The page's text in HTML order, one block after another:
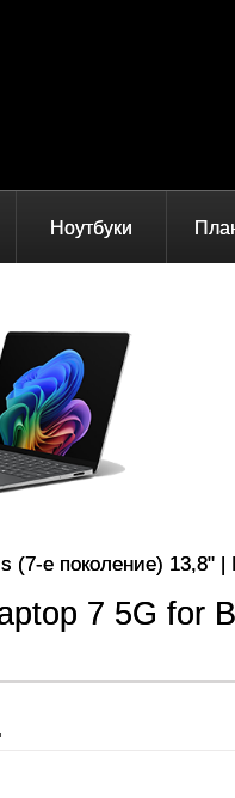
Ноутбуки
(7-е поколение) 13,8" |
7 5G for